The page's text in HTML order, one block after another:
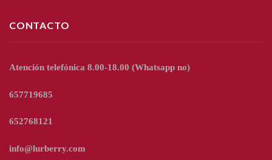
CONTACTO
Atención telefónica 8.00-18.00 (Whatsapp no)
657719685
652768121
info@lurberry.com